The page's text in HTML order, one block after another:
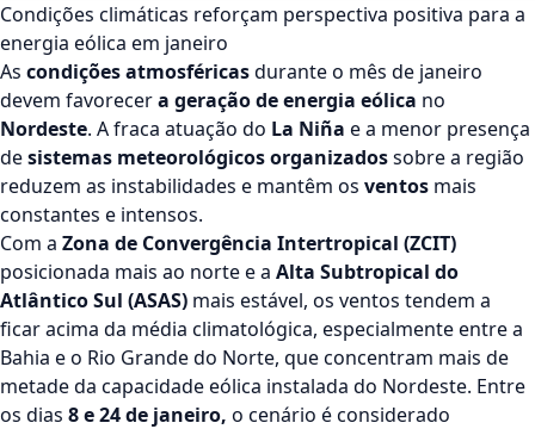
Condições climáticas reforçam perspectiva positiva para a
energia eólica em janeiro
As condições atmosféricasdurante o mês de janeiro
devem favorecera geração de energia eólica no
Nordeste. A fraca atuação do La Niña e a menor presença
desistemas meteorológicos organizadossobre a região
reduzem as instabilidades e mantêm os ventos mais
constantes e intensos.
Com a Zona de Convergência Intertropical (ZCIT)
posicionada mais ao norte e a Alta Subtropical do
Atlântico Sul (ASAS) mais estável, os ventos tendem a
ficar acima da média climatológica, especialmente entre a
Bahia e o Rio Grande do Norte, que concentram mais de
metade da capacidade eólica instalada do Nordeste. Entre
os dias 8 e 24 de janeiro, o cenário é considerado